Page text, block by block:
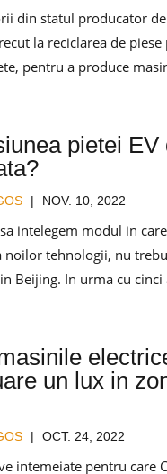
din statul producator
la reciclarea de
pentru a produce
pietei EV
| NOV. 10, 2022
intelegem modul in
noilor tehnologii, nu
Beijing. In urma cu cinci
un lux in
| OCT. 24, 2022
intemeiate pentru care